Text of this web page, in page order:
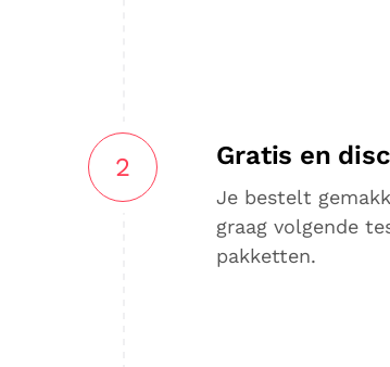
2 Gratis en
Je bestelt
graag volgende
pakketten.